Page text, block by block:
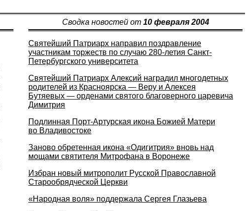
Сводка новостей от 10 февраля 2004
Святейший Патриарх направил поздравление
участникам торжеств по случаю 280-летия Санкт-
Петербургского университета
Святейший Патриарх Алексий наградил многодетных
родителей из Красноярска — Веру и Алексея
Бутяевых — орденами святого благоверного царевича
Димитрия
Подлинная Порт-Артурская икона Божией Матери
во Владивостоке
Заново обретенная икона «Одигитрия» вновь над
мощами святителя Митрофана в Воронеже
Избран новый митрополит Русской Православной
Старообрядческой Церкви
«Народная воля» поддержала Сергея Глазьева